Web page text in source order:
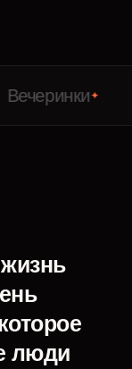
✦
жизнь
люди